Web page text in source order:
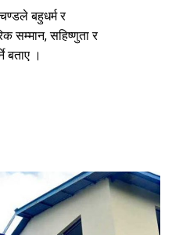
बहुधर्म र
सम्मान, सहिष्णुता र
बताए ।